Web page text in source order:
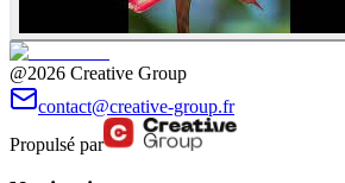
@2026 Creative Group
contact@creative-group.fr
Propulsé par